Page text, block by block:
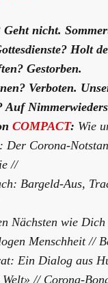
Geht nicht.
Holt
Gestorben.
Verboten.
Auf
COMPACT: Wie
Der Corona-
//
Bargeld-Aus,
Nächsten wie
Menschheit //
Ein Dialog aus
Welt» // Corona-